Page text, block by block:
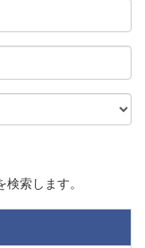
索します。